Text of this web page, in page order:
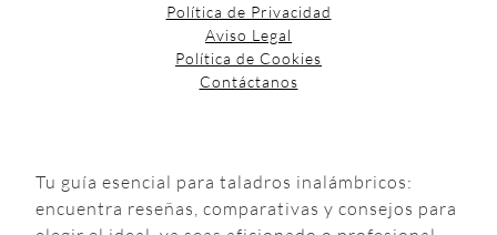
Política de Privacidad
Aviso Legal
Política de Cookies
Contáctanos
Tu guía esencial para taladros inalámbricos:
encuentra reseñas, comparativas y consejos para